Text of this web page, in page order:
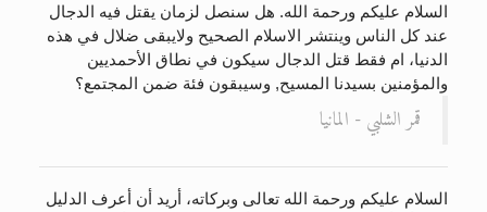
السلام عليكم ورحمة الله. هل سنصل لزمان يقتل فيه الدجال
عند كل الناس وينتشر الاسلام الصحيح ولايبقى ضلال في هذه
الدنيا، ام فقط قتل الدجال سيكون في نطاق الأحمديين
والمؤمنين بسيدنا المسيح, وسيبقون فئة ضمن المجتمع؟
قمر الشلبي - المانيا
السلام عليكم ورحمة الله تعالى وبركاته، أريد أن أعرف الدليل